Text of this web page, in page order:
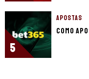
5
APOSTAS
Como